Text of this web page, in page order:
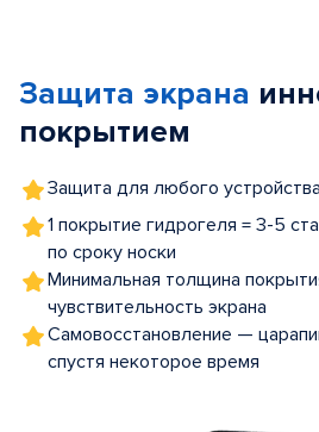
5
Защита экрана
покрытием
Защита для любого
1 покрытие гидрогеля = 3-5
по сроку носки
Минимальная толщина
чувствительность экрана
Самовосстановление —
спустя некоторое время